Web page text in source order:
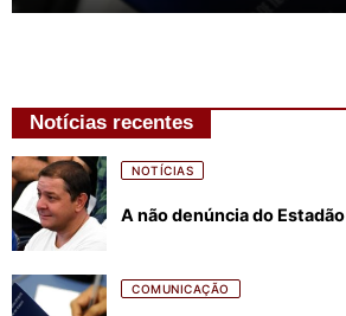
Notícias recentes
NOTÍCIAS
A não denúncia do Estadão
COMUNICAÇÃO